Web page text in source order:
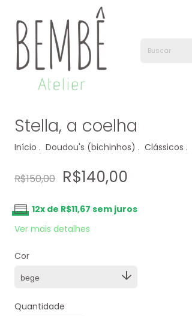
Stella, a coelha
Início . Doudou's (bichinhos) . Clássicos .
R$150,00 R$140,00
12x de R$11,67 sem juros
Ver mais detalhes
Cor
Quantidade